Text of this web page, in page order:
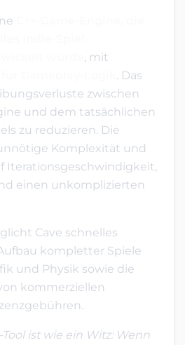
, mit
. Das
zwischen
und dem tatsächlichen
zu reduzieren. Die
Komplexität und
Iterationsgeschwindigkeit,
einen unkomplizierten
Cave schnelles
kompletter Spiele
und Physik sowie die
kommerziellen
ist wie ein Witz: Wenn